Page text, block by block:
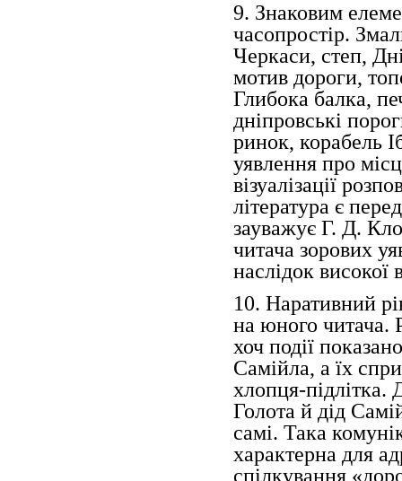
9. Знаковим
часопростір.
Черкаси, степ,
мотив дороги,
Глибока балка,
дніпровські
ринок, корабель
уявлення про
візуалізації
література є
зауважує Г. Д.
читача зорових
наслідок високої
10. Наративний
на юного читача.
хоч події
Самійла, а їх
хлопця-підлітка.
Голота й дід
самі. Така
характерна для
спілкування